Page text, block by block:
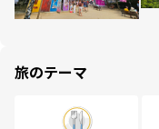
旅のテーマ